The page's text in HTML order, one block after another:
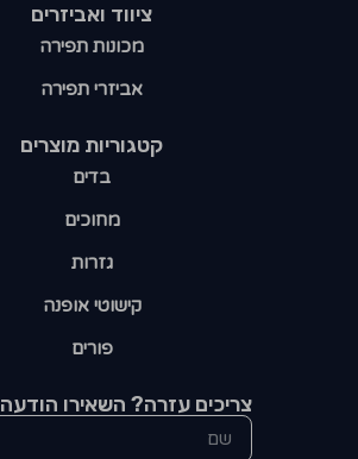
קטגוריות מוצרים​
בדים
מחוכים
גזרות
קישוטי אופנה
פורים
ציווד ואביזרים
מכונות תפירה
אביזרי תפירה
צריכים עזרה? השאירו הודעה